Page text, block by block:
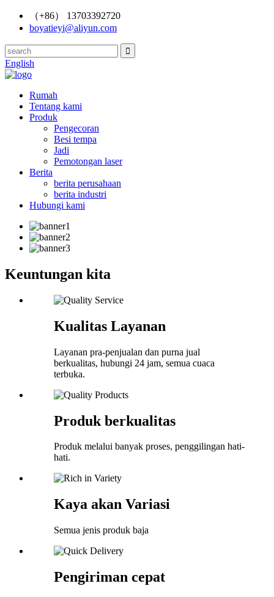
（+86） 13703392720
boyatieyi@aliyun.com
English
Rumah
Tentang kami
Produk
Pengecoran
Besi tempa
Jadi
Pemotongan laser
Berita
berita perusahaan
berita industri
Hubungi kami
Keuntungan kita
Kualitas Layanan
Layanan pra-penjualan dan purna jual
berkualitas, hubungi 24 jam, semua cuaca
terbuka.
Produk berkualitas
Produk melalui banyak proses, penggilingan hati-
hati.
Kaya akan Variasi
Semua jenis produk baja
Pengiriman cepat